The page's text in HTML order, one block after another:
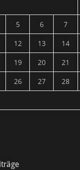
5 6 7
12 13 14
19 20 21
26 27 28